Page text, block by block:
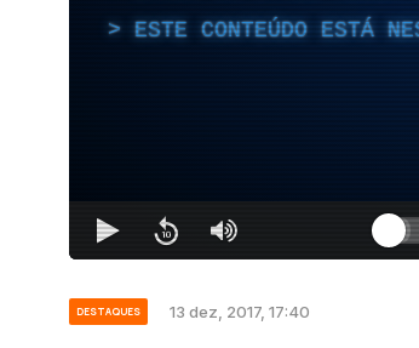
ESTE CONTEÚDO ESTÁ
DESTAQUES 13 dez, 2017, 17:40